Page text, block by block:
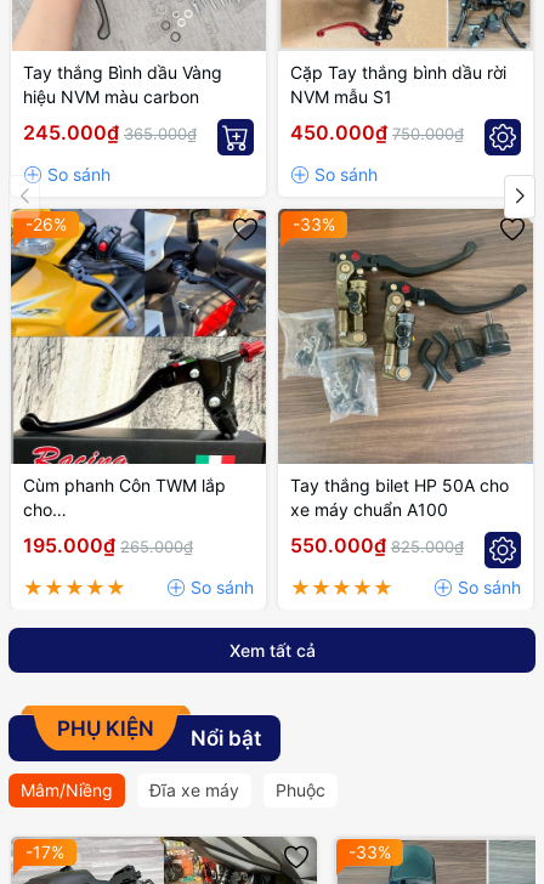
Tay thắng Bình dầu Vàng
hiệu NVM màu carbon
245.000₫ 365.000₫
Cặp Tay thắng bình dầu rời
NVM mẫu S1
450.000₫ 750.000₫
-26%
Cùm phanh Côn TWM lắp
cho
EXCITER,WINNER,SONIC,
RAIDER,..
195.000₫ 265.000₫
-33%
Tay thắng bilet HP 50A cho
xe máy chuẩn A100
550.000₫ 825.000₫
Xem tất cả
PHỤ KIỆN Nổi bật
Mâm/Niềng Đĩa xe máy Phuộc
-17% -33%